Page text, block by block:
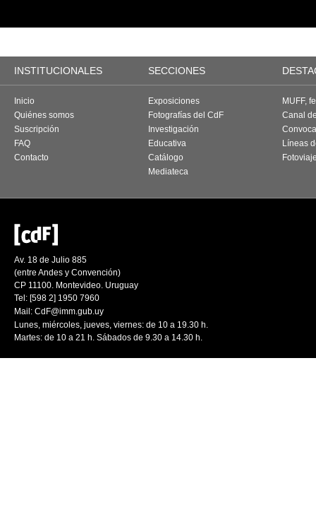
INSTITUCIONALES SECCIONES
Inicio
Quiénes somos
Suscripción
FAQ
Contacto
Exposiciones
Fotografías del CdF
Investigación
Educativa
Catálogo
Mediateca
MUFF,
Canal
Líneas
Av. 18 de Julio 885
(entre Andes y Convención)
CP 11100. Montevideo. Uruguay
Tel: [598 2] 1950 7960
Mail: CdF@imm.gub.uy
Lunes, miércoles, jueves, viernes: de 10 a 19.30 h.
Martes: de 10 a 21 h. Sábados de 9.30 a 14.30 h.